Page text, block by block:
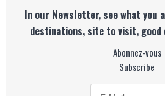
In our Newsletter, see what
destinations, site to visit,
Abonnez-vous
Subscribe